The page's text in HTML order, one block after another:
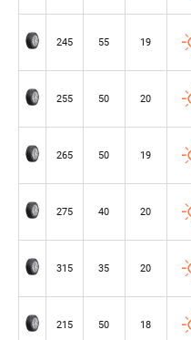
245 55 19
255 50 20
265 50 19
275 40 20
315 35 20
215 50 18